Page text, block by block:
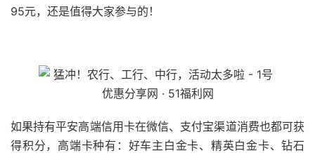
95元，还是值得大家参与的！
如果持有平安高端信用卡在微信、支付宝渠道消费也都可获
得积分，高端卡种有：好车主白金卡、精英白金卡、钻石